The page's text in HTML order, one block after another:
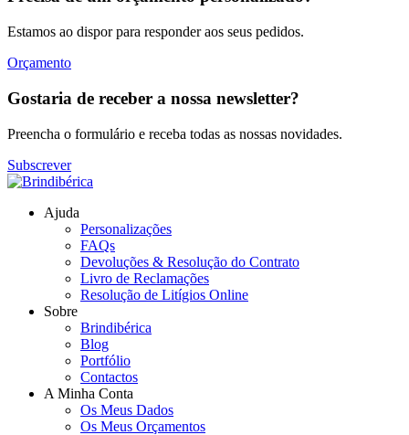
Estamos ao dispor para responder aos seus pedidos.
Orçamento
Gostaria de receber a nossa newsletter?
Preencha o formulário e receba todas as nossas novidades.
Subscrever
Ajuda
Personalizações
FAQs
Devoluções & Resolução do Contrato
Livro de Reclamações
Resolução de Litígios Online
Sobre
Brindibérica
Blog
Portfólio
Contactos
A Minha Conta
Os Meus Dados
Os Meus Orçamentos